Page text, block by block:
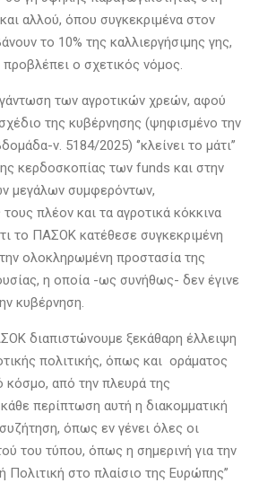
αλλού, όπου συγκεκριμένα στον
το 10% της καλλιεργήσιμης γης,
προβλέπει ο σχετικός νόμος.
των αγροτικών χρεών, αφού
της κυβέρνησης (ψηφισμένο την
ν. 5184/2025) ‘’κλείνει το μάτι’’
κερδοσκοπίας των funds και στην
μεγάλων συμφερόντων,
πλέον και τα αγροτικά κόκκινα
το ΠΑΣΟΚ κατέθεσε συγκεκριμένη
ολοκληρωμένη προστασία της
η οποία -ως συνήθως- δεν έγινε
κυβέρνηση.
διαπιστώνουμε ξεκάθαρη έλλειψη
πολιτικής, όπως και οράματος
κόσμο, από την πλευρά της
περίπτωση αυτή η διακομματική
όπως εν γένει όλες οι
του τύπου, όπως η σημερινή για την
Πολιτική στο πλαίσιο της Ευρώπης’’